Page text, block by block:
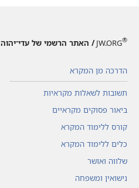
JW.ORG® / האתר הרשמי של עדי־יהוה
הדרכה מן המקרא
תשובות לשאלות מקראיות
ביאור פסוקים מקראיים
קורס ללימוד המקרא
כלים ללימוד המקרא
שלווה ואושר
נישואין ומשפחה